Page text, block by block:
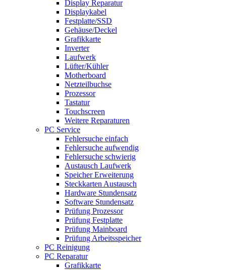
Display Reparatur
Displaykabel
Festplatte/SSD
Gehäuse/Deckel
Grafikkarte
Inverter
Laufwerk
Lüfter/Kühler
Motherboard
Netzteilbuchse
Prozessor
Tastatur
Touchscreen
Weitere Reparaturen
PC Service
Fehlersuche einfach
Fehlersuche aufwendig
Fehlersuche schwierig
Austausch Laufwerk
Speicher Erweiterung
Steckkarten Austausch
Hardware Stundensatz
Software Stundensatz
Prüfung Prozessor
Prüfung Festplatte
Prüfung Mainboard
Prüfung Arbeitsspeicher
PC Reinigung
PC Reparatur
Grafikkarte